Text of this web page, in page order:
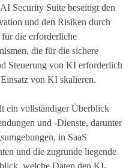
Security Suite beseitigt den
und den Risiken durch
die erforderliche
die für die sichere
Steuerung von KI erforderlich
von KI skalieren.
ein vollständiger Überblick
und -Dienste, darunter
in SaaS
und die zugrunde liegende
welche Daten den KI-